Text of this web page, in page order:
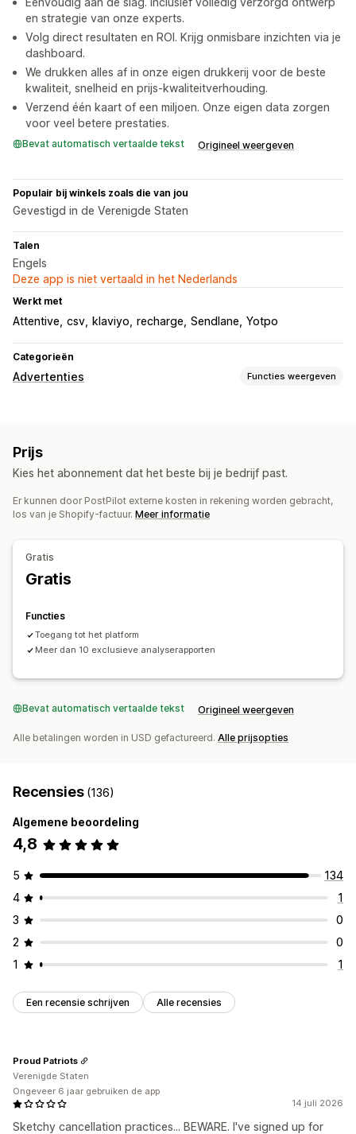
en strategie van onze experts.
Volg direct resultaten en ROI. Krijg onmisbare inzichten via je
dashboard.
We drukken alles af in onze eigen drukkerij voor de beste
kwaliteit, snelheid en prijs-kwaliteitverhouding.
Verzend één kaart of een miljoen. Onze eigen data zorgen
voor veel betere prestaties.
Bevat automatisch vertaalde tekst Origineel weergeven
Populair bij winkels zoals die van jou
Gevestigd in de Verenigde Staten
Talen
Engels
Deze app is niet vertaald in het Nederlands
Werkt met
Attentive csv klaviyo recharge Sendlane Yotpo
Categorieën
Advertenties Functies weergeven
Aangepaste doelgroepen
Op basis van evenement Gedrag
Op tijd gebaseerd
Retargeting
Prestatie-analytics
Conversietracking
Demografische analyse
Prijs
Kies het abonnement dat het beste bij je bedrijf past.
Er kunnen door PostPilot externe kosten in rekening worden gebracht,
los van je Shopify-factuur. Meer informatie
Gratis
Gratis
Functies
Toegang tot het platform
Meer dan 10 exclusieve analyserapporten
Bevat automatisch vertaalde tekst Origineel weergeven
Alle betalingen worden in USD gefactureerd. Alle prijsopties
Recensies (136)
Algemene beoordeling
4,8
5
134
4
1
3
0
2
0
1
1
Een recensie schrijven Alle recensies
14 juli 2026
Sketchy cancellation practices... BEWARE. I've signed up for
Proud Patriots
Verenigde Staten
Ongeveer 6 jaar gebruiken de app